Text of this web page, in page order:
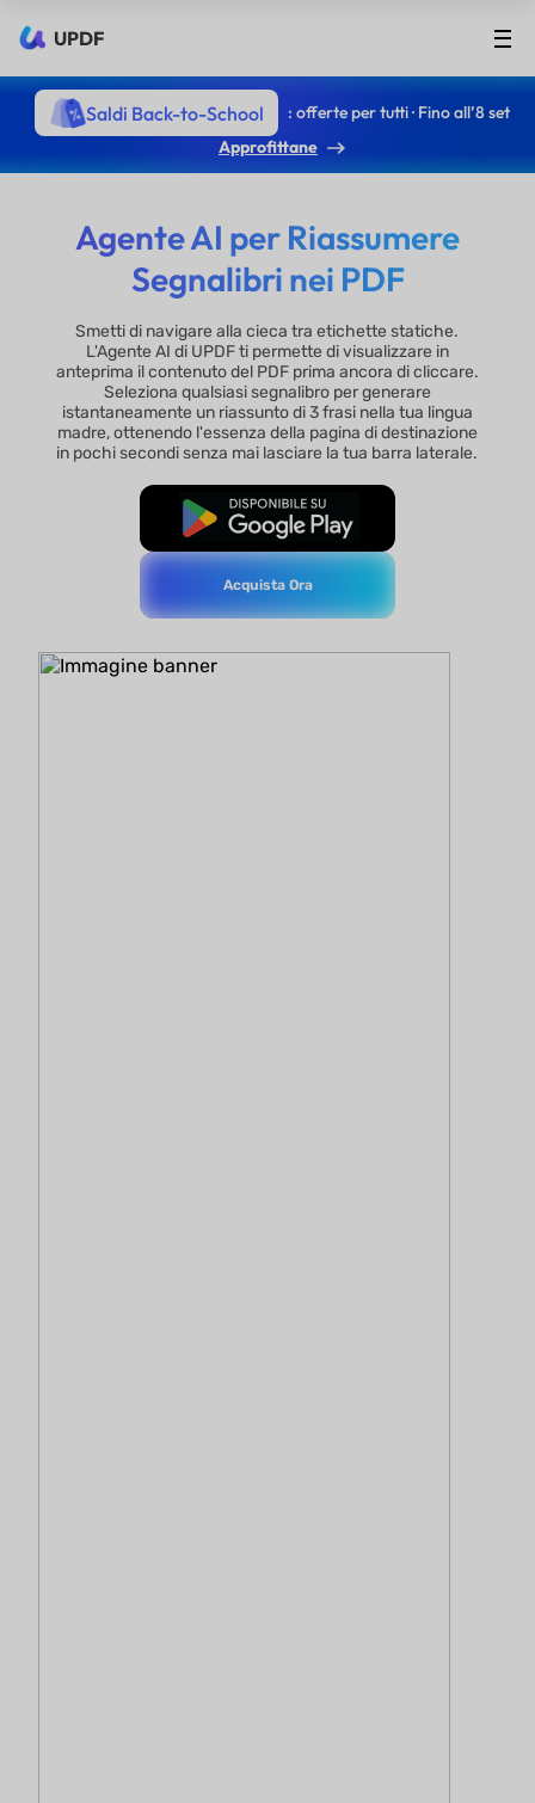
UPDF
Saldi Back-to-School
: offerte per tutti · Fino all’8 set
Approfittane
Agente AI per Riassumere
Segnalibri nei PDF
Smetti di navigare alla cieca tra etichette statiche.
L'Agente AI di UPDF ti permette di visualizzare in
anteprima il contenuto del PDF prima ancora di cliccare.
Seleziona qualsiasi segnalibro per generare
istantaneamente un riassunto di 3 frasi nella tua lingua
madre, ottenendo l'essenza della pagina di destinazione
in pochi secondi senza mai lasciare la tua barra laterale.
Download Gratis
Acquista Ora